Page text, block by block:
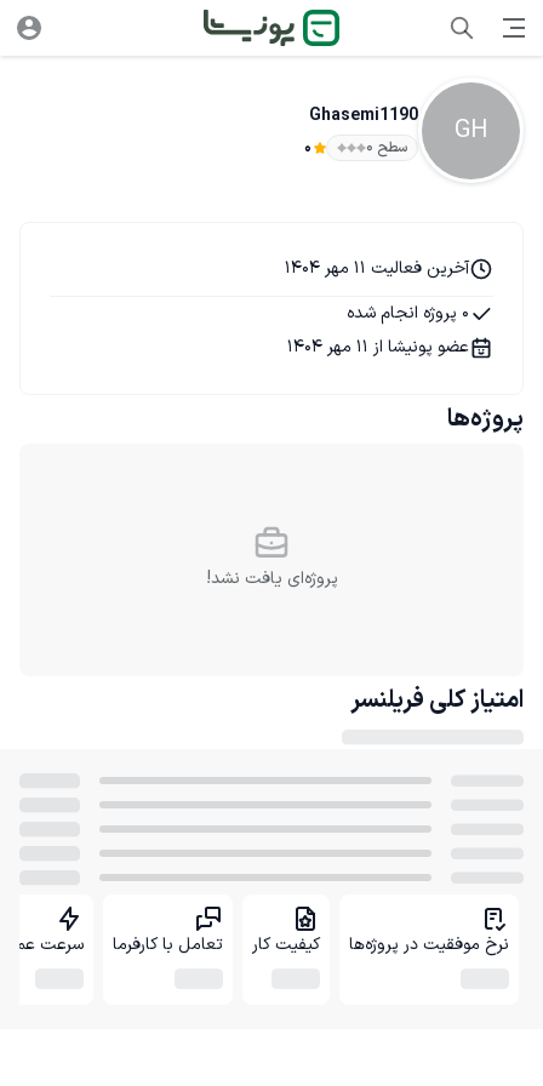
GH
Ghasemi1190
سطح ۰ 0
آخرین فعالیت 11 مهر 1404
0 پروژه انجام شده
عضو پونیشا از 11 مهر 1404
پروژه‌ها
پروژه‌ای یافت نشد!
امتیاز کلی فریلنسر
نرخ موفقیت در پروژه‌ها کیفیت کار تعامل با کارفرما سرعت عمل